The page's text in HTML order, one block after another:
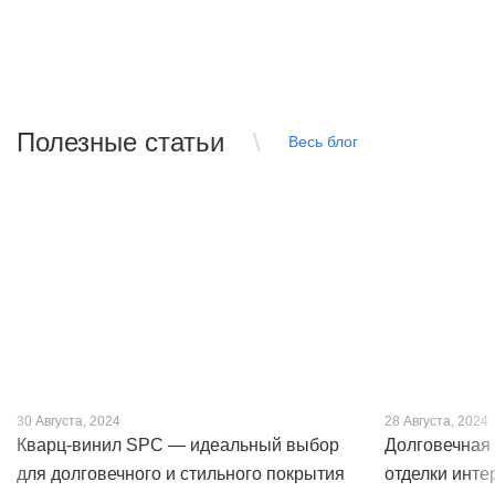
Полезные статьи Весь блог
30 Августа, 2024
Кварц-винил SPC — идеальный выбор
для долговечного и стильного покрытия
28 Августа, 2024
Долговечная
отделки